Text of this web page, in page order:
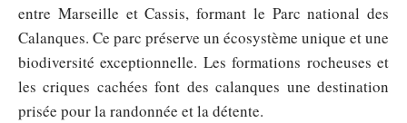
entre Marseille et Cassis, formant le Parc national des
Calanques. Ce parc préserve un écosystème unique et une
biodiversité exceptionnelle. Les formations rocheuses et
les criques cachées font des calanques une destination
prisée pour la randonnée et la détente.